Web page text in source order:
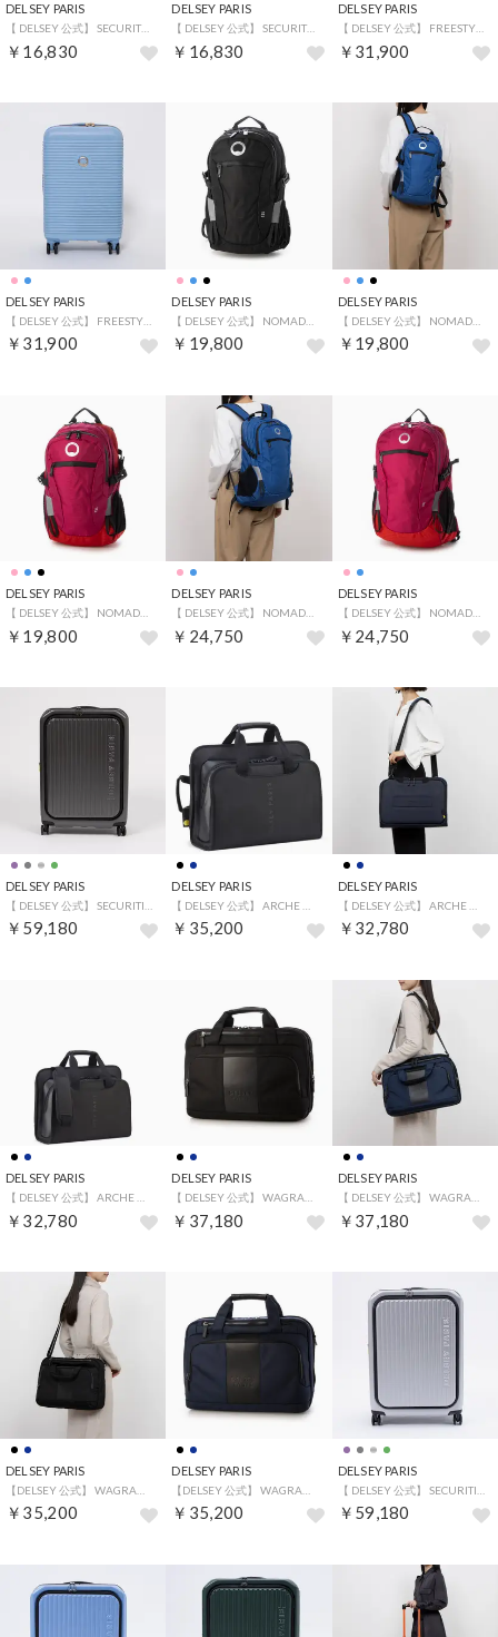
DELSEY PARIS
￥16,830
DELSEY PARIS
￥16,830
DELSEY PARIS
【 DELSEY 公式】 FREESTYLE スーツケース 機内持ち込み 39L 1～3泊 Sサイズ キャリーケース （PINK）
￥31,900
DELSEY PARIS
￥31,900
DELSEY PARIS
￥19,800
DELSEY PARIS
【 DELSEY 公式】 NOMADE バックパック リュック 12L Sサイズ 軽量 ノートPC保護 アンチRFID （BLUE）
￥19,800
DELSEY PARIS
￥19,800
DELSEY PARIS
￥24,750
DELSEY PARIS
【 DELSEY 公式】 NOMADE バックパック リュック 28L Mサイズ 軽量 ノートPC保護 アンチRFID （PINK）
￥24,750
DELSEY PARIS
￥59,180
DELSEY PARIS
￥35,200
DELSEY PARIS
￥32,780
DELSEY PARIS
【 DELSEY 公式】 ARCHE ビジネスバッグ 2CPT SATCHEL ショルダー付き 14インチPC対応 （BLACK）
￥32,780
DELSEY PARIS
【 DELSEY 公式】 WAGRAM ワグラム ビジネスバッグ 2CPT SATCHEL ショルダー付き 15.6インチPC対応 （BLACK）
￥37,180
DELSEY PARIS
【 DELSEY 公式】 WAGRAM ワグラム ビジネスバッグ 2CPT SATCHEL ショルダー付き 15.6インチPC対応 （NAVY）
￥37,180
DELSEY PARIS
￥35,200
DELSEY PARIS
￥35,200
DELSEY PARIS
￥59,180